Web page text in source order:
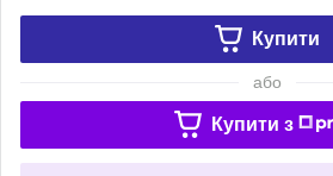
Купити
або
Купити з